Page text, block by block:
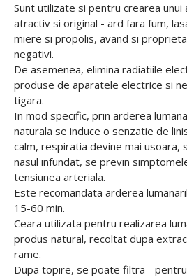
Sunt utilizate si pentru crearea
atractiv si original - ard fara fum,
miere si propolis, avand si
negativi.
De asemenea, elimina radiatiile
produse de aparatele electrice si
tigara.
In mod specific, prin arderea
naturala se induce o senzatie de
calm, respiratia devine mai usoara,
nasul infundat, se previn
tensiunea arteriala.
Este recomandata arderea
15-60 min.
Ceara utilizata pentru realizarea
produs natural, recoltat dupa
rame.
Dupa topire, se poate filtra -